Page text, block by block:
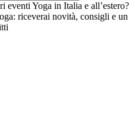
eventi Yoga in Italia e all’estero?
riceverai novità, consigli e un